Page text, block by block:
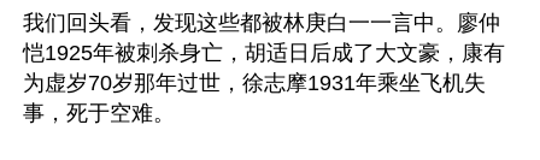
我们回头看，发现这些都被林庚白一一言中。廖仲
恺1925年被刺杀身亡，胡适日后成了大文豪，康有
为虚岁70岁那年过世，徐志摩1931年乘坐飞机失
事，死于空难。